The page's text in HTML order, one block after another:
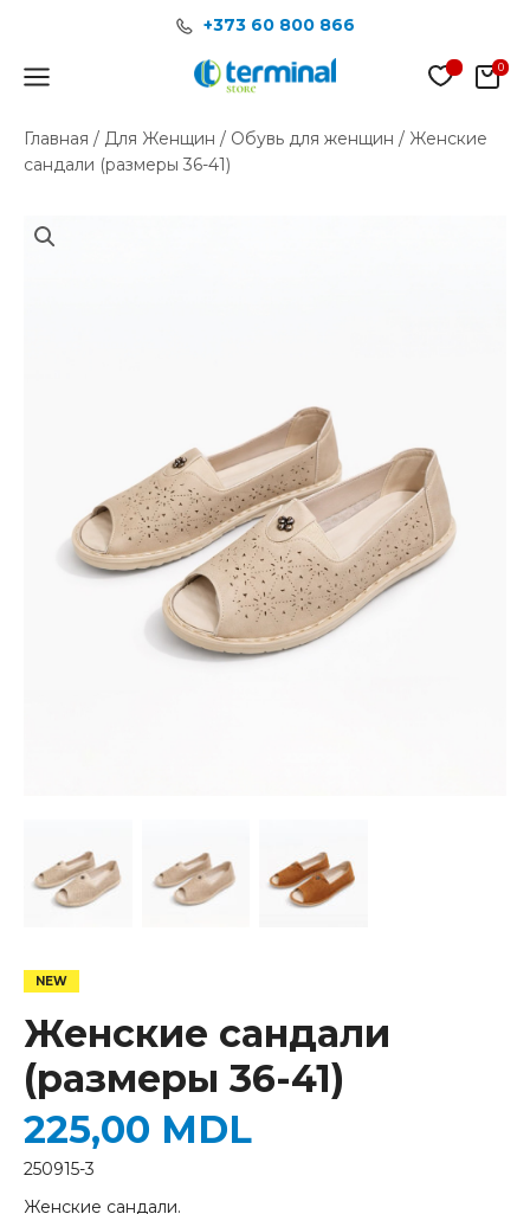
содержимому
+373 60 800 866
Main
Главная / Для Женщин / Обувь для женщин / Женские
сандали (размеры 36-41)
Женские сандали
(размеры 36-41)
Женские сандали.
225,00 MDL
Женские
250915-3